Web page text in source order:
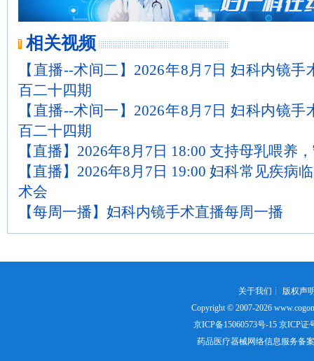
相关视频
【直播--术间二】2026年8月7日 妇科内镜
百二十四期
【直播--术间一】2026年8月7日 妇科内镜
百二十四期
【直播】2026年8月7日 18:00 支持母乳喂养
【直播】2026年8月7日 19:00 妇科常见疾病
术会
【每周一播】妇科内镜手术直播每周一播
关于我们 ┊ 版权声
Copyright © 2007-2026
京ICP备15060573号-15京ICP证
药品医疗器械网络信息服务备